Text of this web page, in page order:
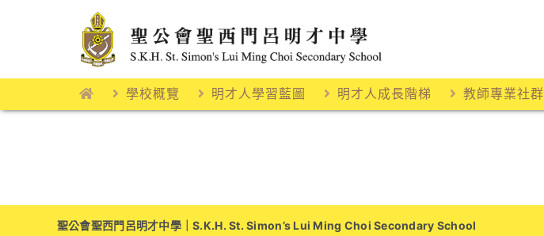
學校概覽 明才人學習藍圖 明才人成長階梯 教師專業社群
聖公會聖西門呂明才中學｜S.K.H. St. Simon’s Lui Ming Choi Secondary School